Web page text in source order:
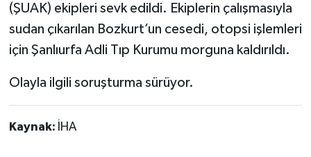
(ŞUAK) ekipleri sevk edildi. Ekiplerin çalışmasıyla
sudan çıkarılan Bozkurt’un cesedi, otopsi işlemleri
için Şanlıurfa Adli Tıp Kurumu morguna kaldırıldı.
Olayla ilgili soruşturma sürüyor.
Kaynak: İHA